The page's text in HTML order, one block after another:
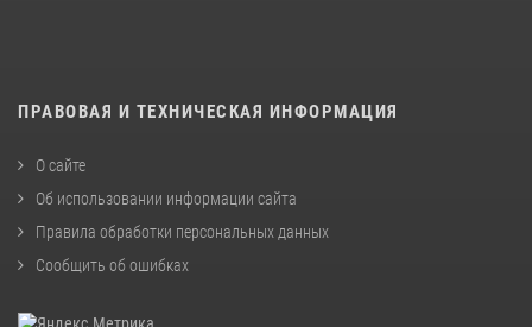
ПРАВОВАЯ И ТЕХНИЧЕСКАЯ ИНФОРМАЦИЯ
О сайте
Об использовании информации сайта
Правила обработки персональных данных
Сообщить об ошибках